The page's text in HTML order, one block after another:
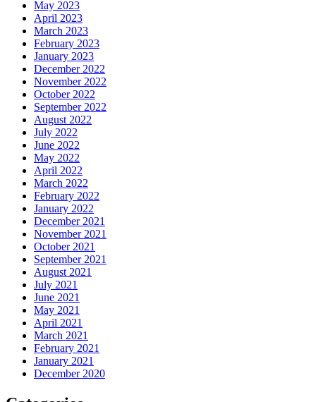
May 2023
April 2023
March 2023
February 2023
January 2023
December 2022
November 2022
October 2022
September 2022
August 2022
July 2022
June 2022
May 2022
April 2022
March 2022
February 2022
January 2022
December 2021
November 2021
October 2021
September 2021
August 2021
July 2021
June 2021
May 2021
April 2021
March 2021
February 2021
January 2021
December 2020